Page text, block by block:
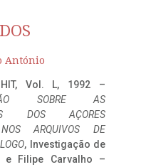
António
Vol. L, 1992 –
SOBRE AS
DOS AÇORES
ARQUIVOS DE
, Investigação de
e Filipe Carvalho –